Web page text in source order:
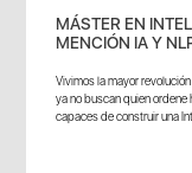
MÁSTER EN
MENCIÓN IA Y
Vivimos la mayor
ya no buscan quien
capaces de construir una